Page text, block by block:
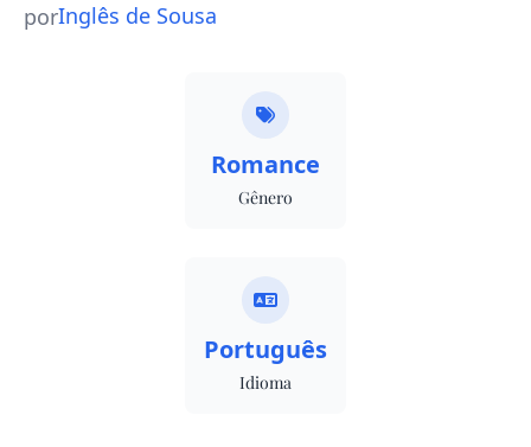
porInglês de Sousa
Romance
Gênero
Português
Idioma